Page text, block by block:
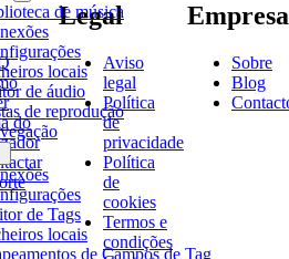
de música
locais
de áudio
de reprodução
de Tags
locais
de Campos de Tag
do
Legal
Aviso
legal
Política
de
privacidade
Política
de
cookies
Termos e
condições
Empresa
Sobre
Blog